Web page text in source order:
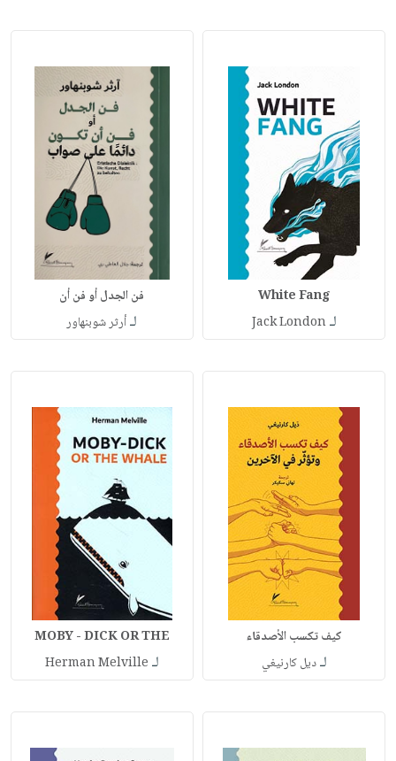
White Fang
لـJack London
فن الجدل أو فن أن
لـأرثر شوبنهاور
كيف تكسب الأصدقاء
لـديل كارنيغي
MOBY - DICK OR THE
لـ Herman Melville